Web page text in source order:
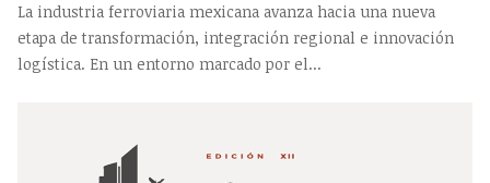
La industria ferroviaria mexicana avanza hacia una nueva
etapa de transformación, integración regional e innovación
logística. En un entorno marcado por el...